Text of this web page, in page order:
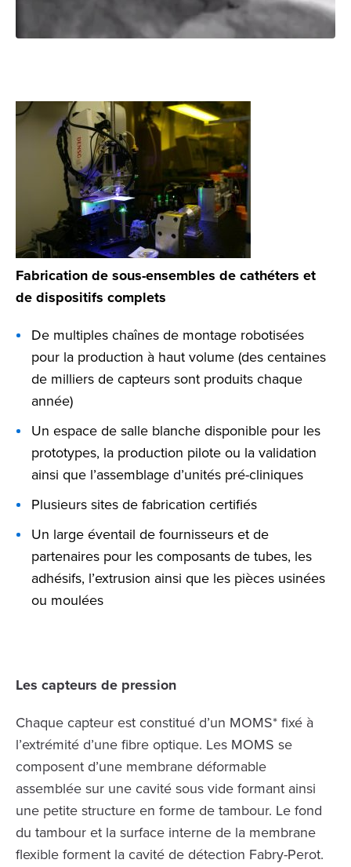
Fabrication de sous-ensembles de cathéters et
de dispositifs complets
De multiples chaînes de montage robotisées
pour la production à haut volume (des centaines
de milliers de capteurs sont produits chaque
année)
Un espace de salle blanche disponible pour les
prototypes, la production pilote ou la validation
ainsi que l’assemblage d’unités pré-cliniques
Plusieurs sites de fabrication certifiés
Un large éventail de fournisseurs et de
partenaires pour les composants de tubes, les
adhésifs, l’extrusion ainsi que les pièces usinées
ou moulées
Les capteurs de pression
Chaque capteur est constitué d’un MOMS* fixé à
l’extrémité d’une fibre optique. Les MOMS se
composent d’une membrane déformable
assemblée sur une cavité sous vide formant ainsi
une petite structure en forme de tambour. Le fond
du tambour et la surface interne de la membrane
flexible forment la cavité de détection Fabry-Perot.